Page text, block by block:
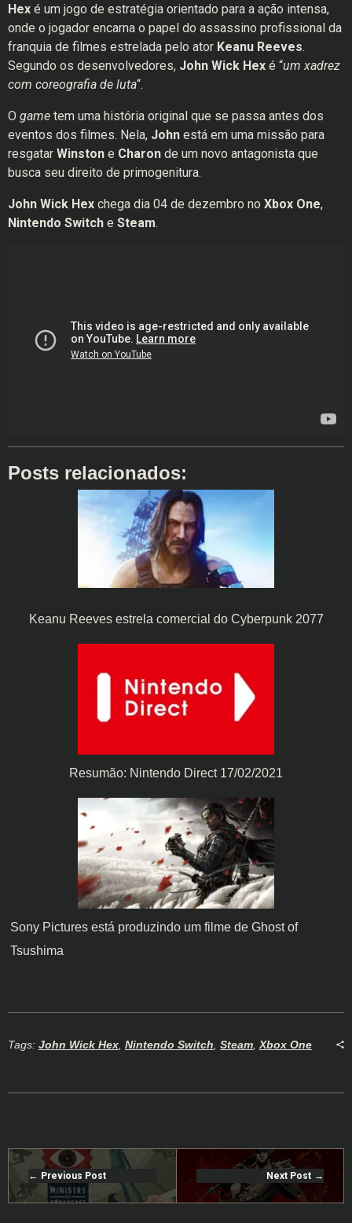
Hex é um jogo de estratégia orientado para a ação intensa,
onde o jogador encarna o papel do assassino profissional da
franquia de filmes estrelada pelo ator Keanu Reeves.
Segundo os desenvolvedores, John Wick Hex é “um xadrez
com coreografia de luta“.
O game tem uma história original que se passa antes dos
eventos dos filmes. Nela, John está em uma missão para
resgatar Winston e Charon de um novo antagonista que
busca seu direito de primogenitura.
John Wick Hex chega dia 04 de dezembro no Xbox One,
Nintendo Switch e Steam.
Posts relacionados:
Keanu Reeves estrela comercial do Cyberpunk 2077
Resumão: Nintendo Direct 17/02/2021
Sony Pictures está produzindo um filme de Ghost of
Tsushima
Tags: John Wick Hex, Nintendo Switch, Steam,Xbox One
Previous Post Next Post